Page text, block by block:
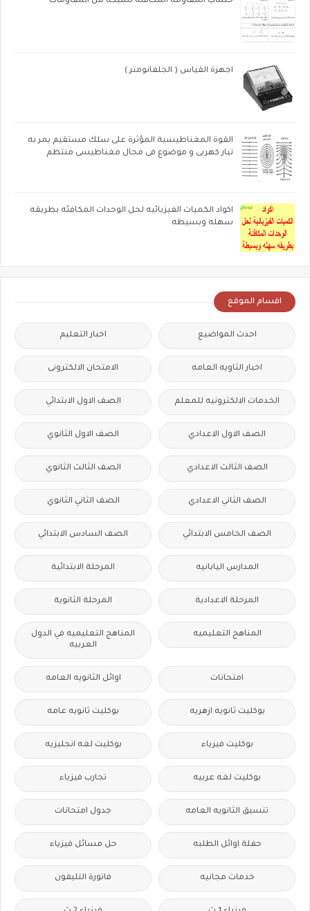
اجهزة القياس ( الجلفانومتر )
القوة المغناطيسية المؤثرة على سلك مستقيم يمر به
تيار كهربى و موضوع فى مجال مغناطيسى منتظم
اكواد الكميات الفيزيائيه لحل الوحدات المكافئه بطريقه
سهله وبسيطه
اقسام الموقع
احدث المواضيع اخبار التعليم
اخبار الثاويه العامه الامتحان الالكترونى
الخدمات الالكترونيه للمعلم الصف الاول الابتدائي
الصف الاول الاعدادي الصف الاول الثانوي
الصف الثالث الاعدادي الصف الثالث الثانوي
الصف الثاني الاعدادي الصف الثاني الثانوي
الصف الخامس الابتدائي الصف السادس الابتدائي
المدارس اليابانيه المرحلة الابتدائية
المرحلة الاعدادية المرحلة الثانوية
المناهج التعليميه
المناهج التعليميه في الدول
العربيه
امتحانات اوائل الثانويه العامه
بوكليت ثانويه ازهريه بوكليت ثانويه عامه
بوكليت فيزياء بوكليت لغه انجليزيه
بوكليت لغه عربيه تجارب فيزياء
تنسيق الثانويه العامه جدول امتحانات
حفلة اوائل الطلبه حل مسائل فيزياء
خدمات مجانيه فاتورة التليفون